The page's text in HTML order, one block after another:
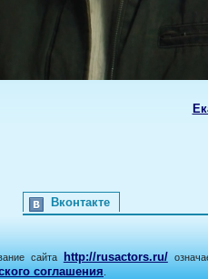
Вконтакте
сайта http://rusactors.ru/
соглашения